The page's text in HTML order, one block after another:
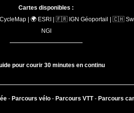
Cartes disponibles :
| 🌍 ESRI | 🇫🇷 IGN Géoportail | 🇨🇭
NGI
pour courir 30 minutes en continu
- Parcours vélo- Parcours VTT- Parcours